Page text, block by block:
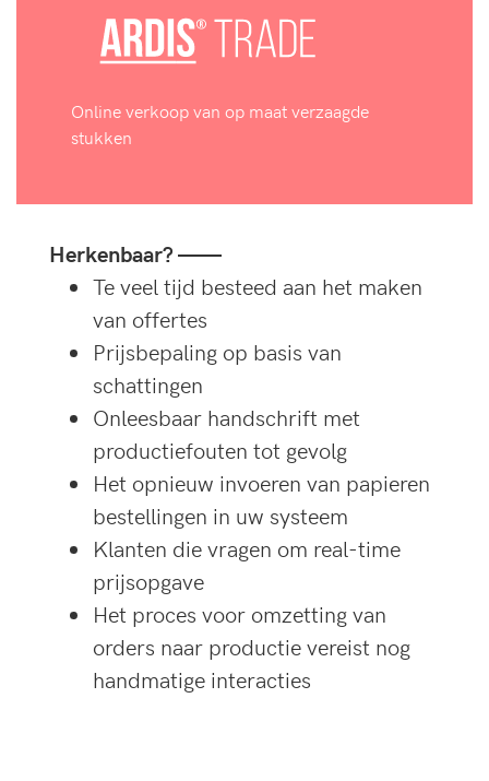
Online verkoop van op maat verzaagde
stukken
Herkenbaar? ——
Te veel tijd besteed aan het maken
van offertes
Prijsbepaling op basis van
schattingen
Onleesbaar handschrift met
productiefouten tot gevolg
Het opnieuw invoeren van papieren
bestellingen in uw systeem
Klanten die vragen om real-time
prijsopgave
Het proces voor omzetting van
orders naar productie vereist nog
handmatige interacties